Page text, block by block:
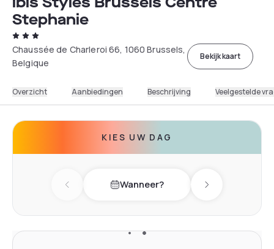
Stephanie
Chaussée de Charleroi 66, 1060 Brussels,
Belgique
Bekijk kaart
Overzicht Aanbiedingen Beschrijving Veelgestelde
KIES UW DAG
Previous dayWanneer? Next day